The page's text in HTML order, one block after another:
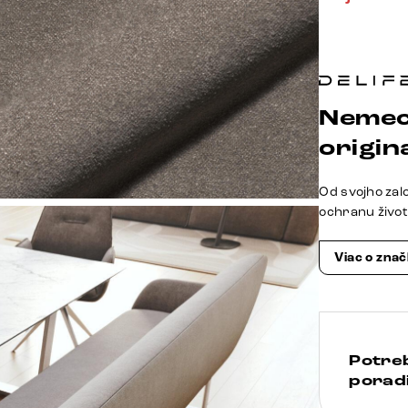
Od svojho
ochranu
Viac o